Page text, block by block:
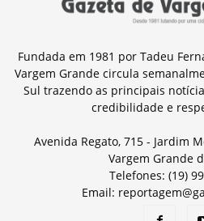
Fundada em 1981 por Tadeu
Vargem Grande circula
Sul trazendo as principais
credibilidade e
Avenida Regato, 715 - Jardim
Vargem Grande
Telefones: (19)
Email: